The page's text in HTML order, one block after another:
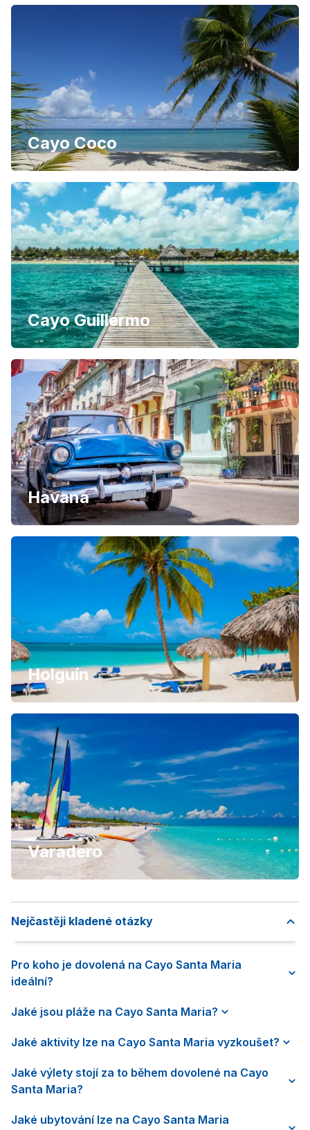
Cayo Coco
Cayo Guillermo
Havana
Holguín
Varadero
Nejčastěji kladené otázky
Pro koho je dovolená na Cayo Santa Maria
ideální?
Jaké jsou pláže na Cayo Santa Maria?
Jaké aktivity lze na Cayo Santa Maria vyzkoušet?
Jaké výlety stojí za to během dovolené na Cayo
Santa Maria?
Jaké ubytování lze na Cayo Santa Maria